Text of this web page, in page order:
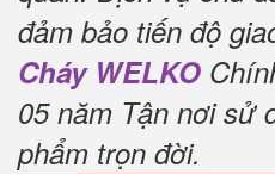
đảm bảo tiến độ
Cháy WELKO
05 năm Tận nơi sử
phẩm trọn đời.